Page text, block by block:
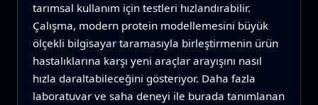
tarımsal kullanım için testleri hızlandırabilir.
Çalışma, modern protein modellemesini büyük
ölçekli bilgisayar taramasıyla birleştirmenin ürün
hastalıklarına karşı yeni araçlar arayışını nasıl
hızla daraltabileceğini gösteriyor. Daha fazla
laboratuvar ve saha deneyi ile burada tanımlanan